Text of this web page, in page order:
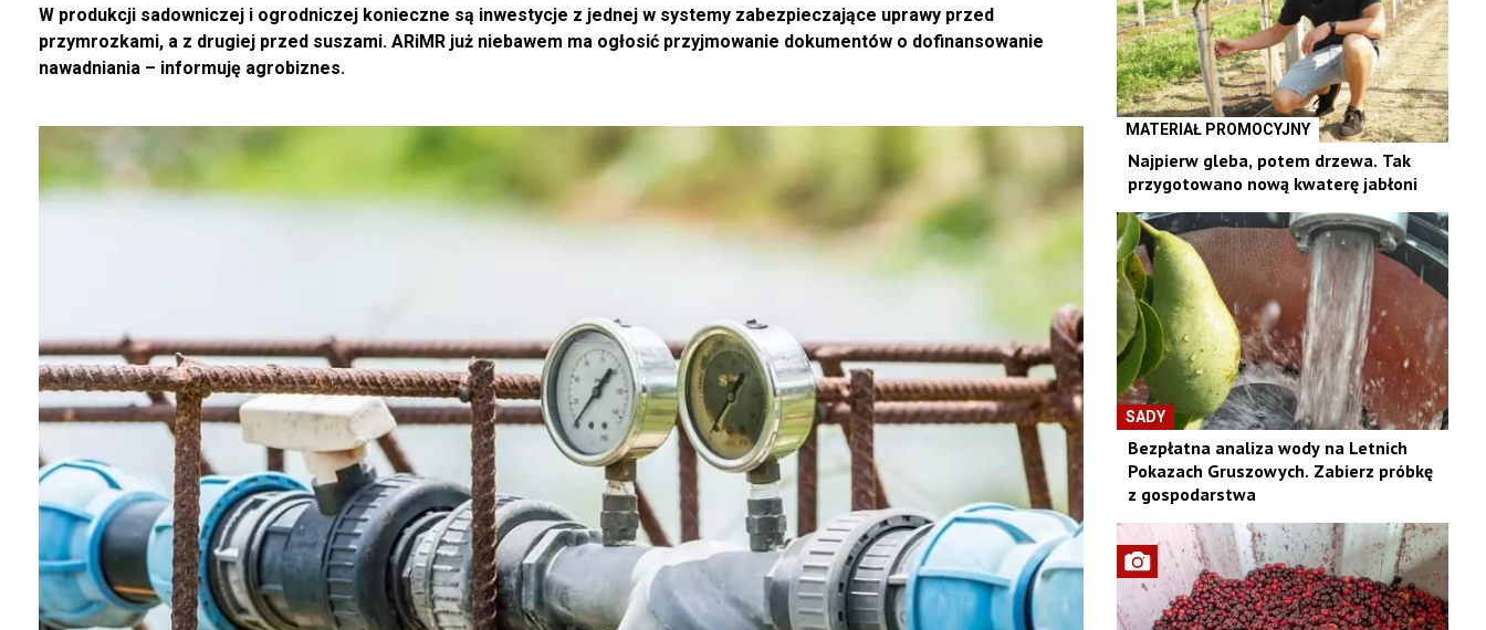
W produkcji sadowniczej i ogrodniczej konieczne są inwestycje z jednej w systemy zabezpieczające uprawy przed
przymrozkami, a z drugiej przed suszami. ARiMR już niebawem ma ogłosić przyjmowanie dokumentów o dofinansowanie
nawadniania – informuję agrobiznes.
MATERIAŁ PROMOCYJNY
Najpierw gleba, potem drzewa. Tak
przygotowano nową kwaterę jabłoni
SADY
Bezpłatna analiza wody na Letnich
Pokazach Gruszowych. Zabierz próbkę
z gospodarstwa